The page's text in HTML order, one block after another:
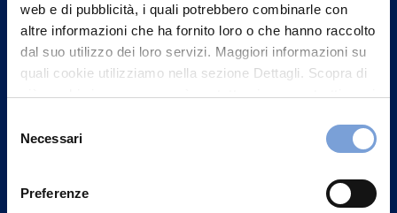
web e di pubblicità, i quali potrebbero combinarle con
altre informazioni che ha fornito loro o che hanno raccolto
dal suo utilizzo dei loro servizi. Maggiori informazioni su
quali cookie utilizziamo nella sezione Dettagli. Scopra di
più su chi siamo, come può contattarci e come trattiamo i
può trovare nel footer del sito nella sezione "Informativa
delNecessari
Preferenze